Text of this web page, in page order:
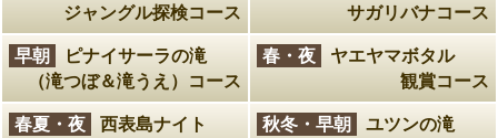
ジャングル探検コース
サガリバナコース
早朝
ピナイサーラの滝
（滝つぼ＆滝うえ）コース
春・夜
ヤエヤマボタル
観賞コース
春夏・夜
西表島ナイト
秋冬・早朝
ユツンの滝